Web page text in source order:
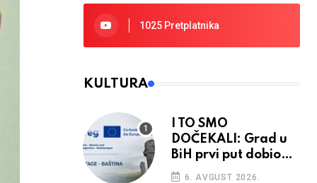
1025 Pretplatnika
KULTURA
I TO SMO
DOČEKALI: Grad u
BiH prvi put dobio
sredstva EU
6. AVGUST 2026.